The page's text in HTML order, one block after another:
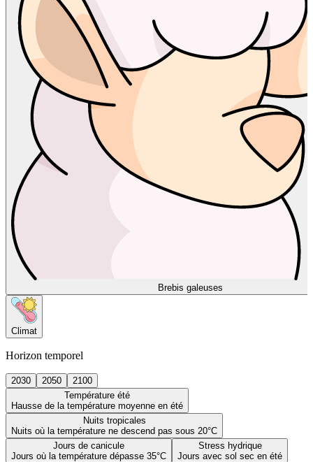
Brebis galeuses
Climat
Horizon temporel
2030 2050
2100
Température été
Hausse de la température moyenne en été
Nuits tropicales
Nuits où la température ne descend pas sous 20°C
Jours de canicule
Jours où la température dépasse 35°C
Stress hydrique
Jours avec sol sec en été